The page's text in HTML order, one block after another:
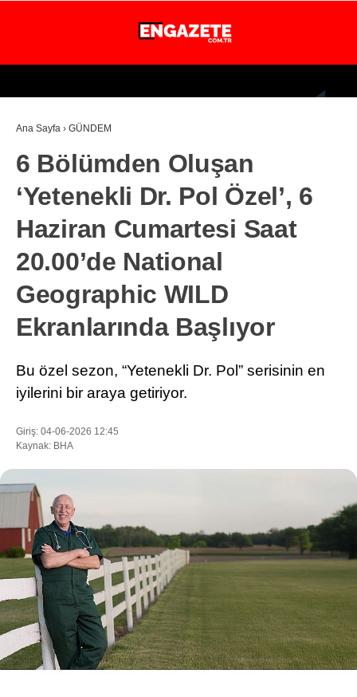
Instagram
Youtube
Pinterest
26.6
İSTANBUL
GÜNDEM
EKONOMİ
DÜNYA
MAGAZİN
SPOR
SAĞLIK
TEKNOLOJİ
Ana Sayfa › GÜNDEM
6 Bölümden Oluşan
‘Yetenekli Dr. Pol Özel’, 6
Haziran Cumartesi Saat
20.00’de National
Geographic WILD
Ekranlarında Başlıyor
Bu özel sezon, “Yetenekli Dr. Pol” serisinin en
iyilerini bir araya getiriyor.
Giriş: 04-06-2026 12:45
Kaynak: BHA